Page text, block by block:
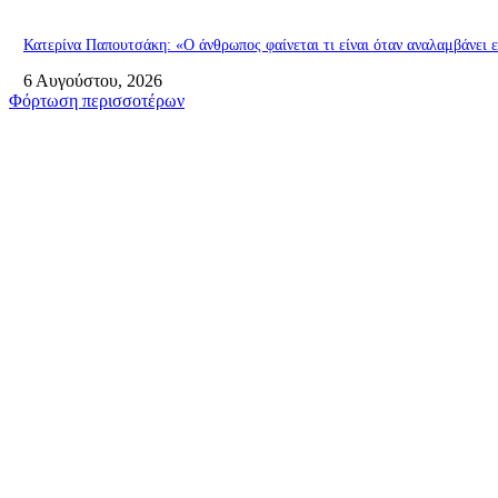
Κατερίνα Παπουτσάκη: «Ο άνθρωπος φαίνεται τι είναι όταν αναλαμβάνει
6 Αυγούστου, 2026
Φόρτωση περισσοτέρων